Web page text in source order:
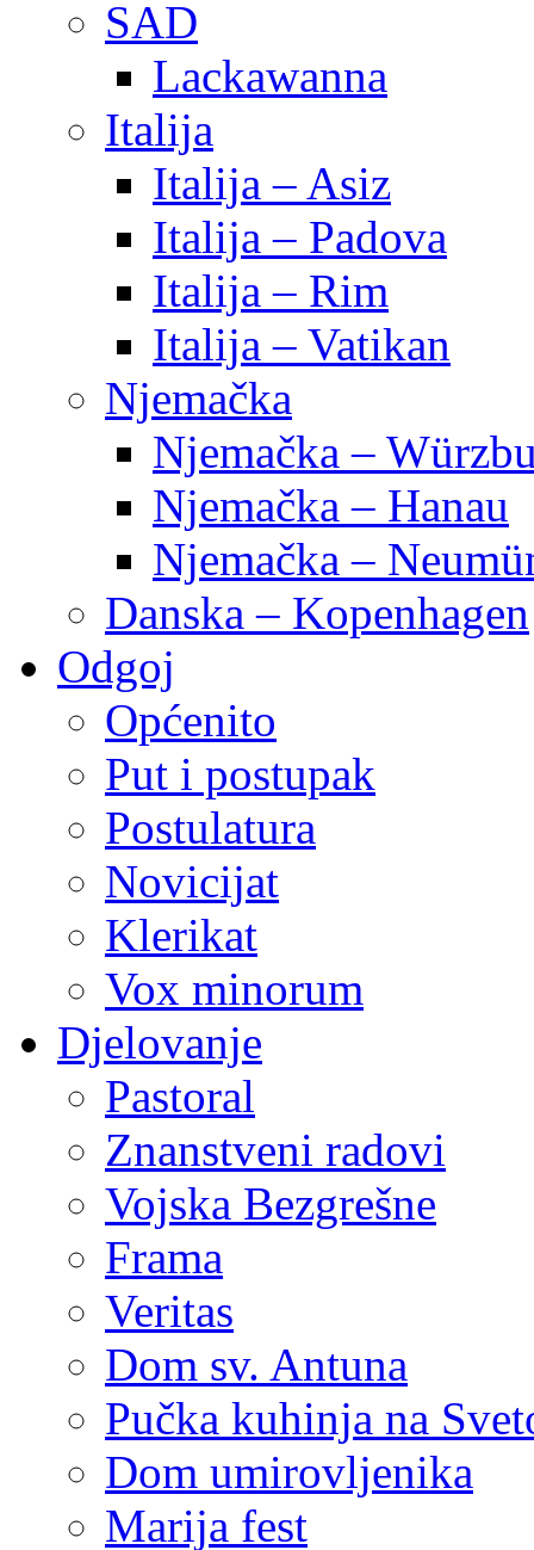
SAD
Lackawanna
Italija
Italija – Asiz
Italija – Padova
Italija – Rim
Italija – Vatikan
Njemačka
Njemačka –
Njemačka – Hanau
Njemačka –
Danska – Kopenhagen
Odgoj
Općenito
Put i postupak
Postulatura
Novicijat
Klerikat
Vox minorum
Djelovanje
Pastoral
Znanstveni radovi
Vojska Bezgrešne
Frama
Veritas
Dom sv. Antuna
Pučka kuhinja na
Dom umirovljenika
Marija fest